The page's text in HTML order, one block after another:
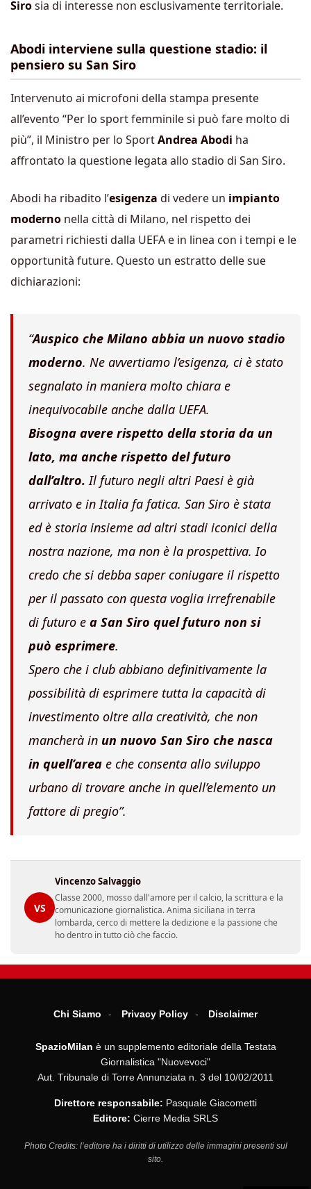
Sirosia di interesse non esclusivamente territoriale.
Abodi interviene sulla questione stadio: il
pensiero su San Siro
Intervenuto ai microfoni della stampa presente
all’evento “Per lo sport femminile si può fare molto di
più”, il Ministro per lo SportAndrea Abodi ha
affrontato la questione legata allo stadio di San Siro.
Abodi ha ribadito l’esigenza di vedere un impianto
moderno nella città di Milano, nel rispetto dei
parametri richiesti dalla UEFA e in linea con i tempi e le
opportunità future. Questo un estratto delle sue
dichiarazioni:
“Auspico che Milano abbia un nuovo stadio
moderno. Ne avvertiamo l’esigenza, ci è stato
segnalato in maniera molto chiara e
inequivocabile anche dalla UEFA.
Bisogna avere rispetto della storia da un
lato, ma anche rispetto del futuro
dall’altro. Il futuro negli altri Paesi è già
arrivato e in Italia fa fatica. San Siro è stata
ed è storia insieme ad altri stadi iconici della
nostra nazione, ma non è la prospettiva. Io
credo che si debba saper coniugare il rispetto
per il passato con questa voglia irrefrenabile
di futuro e a San Siro quel futuro non si
può esprimere.
Spero che i club abbiano definitivamente la
possibilità di esprimere tutta la capacità di
investimento oltre alla creatività, che non
mancherà in un nuovo San Siro che nasca
in quell’area e che consenta allo sviluppo
urbano di trovare anche in quell’elemento un
fattore di pregio”.
VS
Vincenzo Salvaggio
Classe 2000, mosso dall'amore per il calcio, la scrittura e la
comunicazione giornalistica. Anima siciliana in terra
lombarda, cerco di mettere la dedizione e la passione che
ho dentro in tutto ciò che faccio.
Chi Siamo Privacy Policy Disclaimer
SpazioMilan è un supplemento editoriale della Testata
Giornalistica "Nuovevoci"
Aut. Tribunale di Torre Annunziata n. 3 del 10/02/2011
Direttore responsabile: Pasquale Giacometti
Editore: Cierre Media SRLS
Photo Credits: l’editore ha i diritti di utilizzo delle immagini presenti sul
sito.